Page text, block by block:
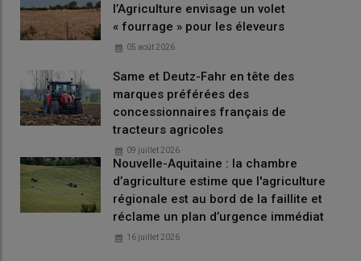
l’Agriculture envisage un volet
« fourrage » pour les éleveurs
05 août 2026
Same et Deutz-Fahr en tête des
marques préférées des
concessionnaires français de
tracteurs agricoles
09 juillet 2026
Nouvelle-Aquitaine : la chambre
d’agriculture estime que l'agriculture
régionale est au bord de la faillite et
réclame un plan d’urgence immédiat
16 juillet 2026